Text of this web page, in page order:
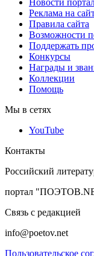
Новости
Реклама на
Правила сайта
Возможности
Поддержать
Конкурсы
Награды и
Коллекции
Помощь
Мы в сетях
YouTube
Контакты
Российский
портал
Связь с редакцией
info@poetov.net
Пользовательское